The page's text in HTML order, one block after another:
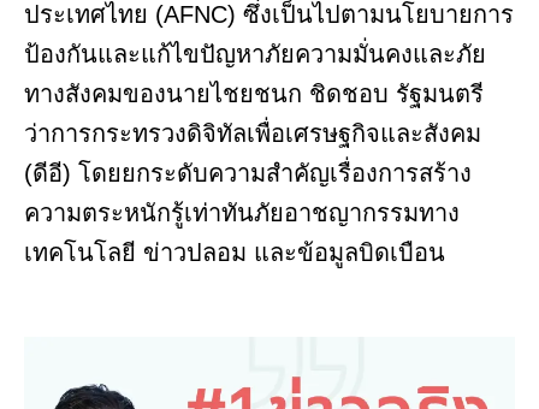
ประเทศไทย (AFNC) ซึ่งเป็นไปตามนโยบายการ
ป้องกันและแก้ไขปัญหาภัยความมั่นคงและภัย
ทางสังคมของนายไชยชนก ชิดชอบ รัฐมนตรี
ว่าการกระทรวงดิจิทัลเพื่อเศรษฐกิจและสังคม
(ดีอี) โดยยกระดับความสำคัญเรื่องการสร้าง
ความตระหนักรู้เท่าทันภัยอาชญากรรมทาง
เทคโนโลยี ข่าวปลอม และข้อมูลบิดเบือน